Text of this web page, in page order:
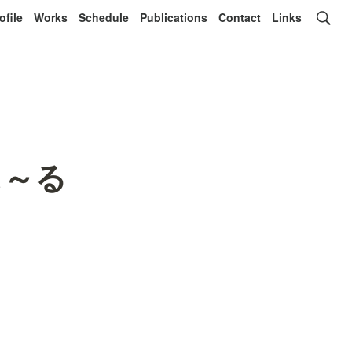
Works Schedule Publications Contact Links
る